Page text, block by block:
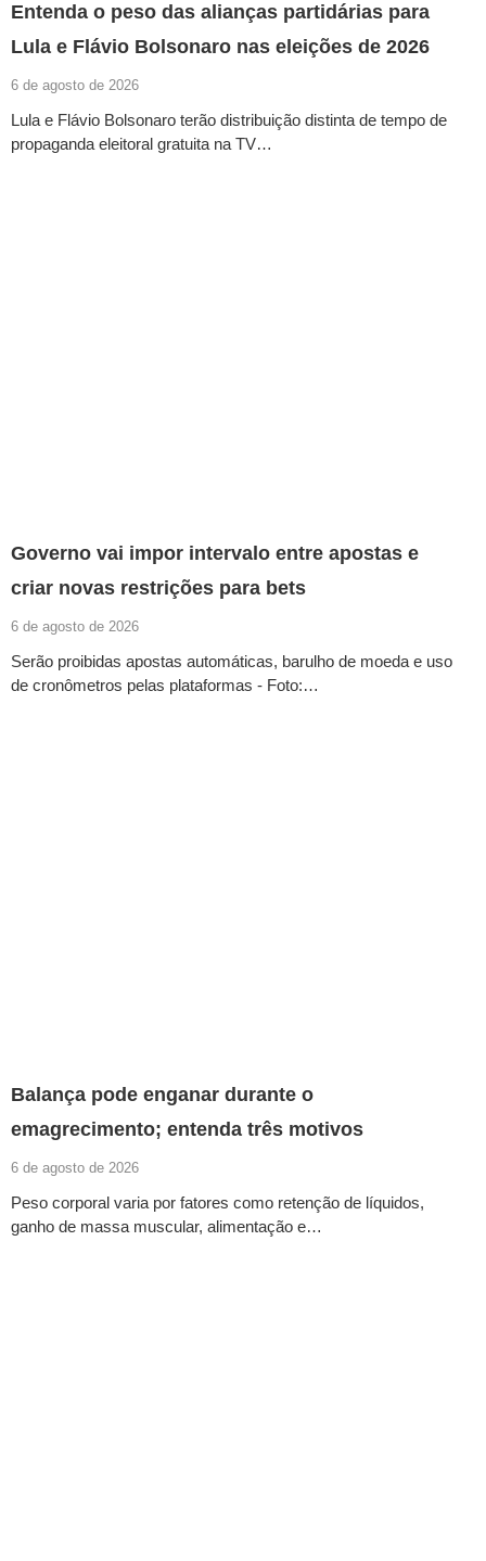
Entenda o peso das alianças partidárias para
Lula e Flávio Bolsonaro nas eleições de 2026
6 de agosto de 2026
Lula e Flávio Bolsonaro terão distribuição distinta de tempo de
propaganda eleitoral gratuita na TV…
Governo vai impor intervalo entre apostas e
criar novas restrições para bets
6 de agosto de 2026
Serão proibidas apostas automáticas, barulho de moeda e uso
de cronômetros pelas plataformas - Foto:…
Balança pode enganar durante o
emagrecimento; entenda três motivos
6 de agosto de 2026
Peso corporal varia por fatores como retenção de líquidos,
ganho de massa muscular, alimentação e…